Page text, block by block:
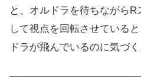
と、オルドラを待ちながら
して視点を回転させている
ドラが飛んでいるのに気づく